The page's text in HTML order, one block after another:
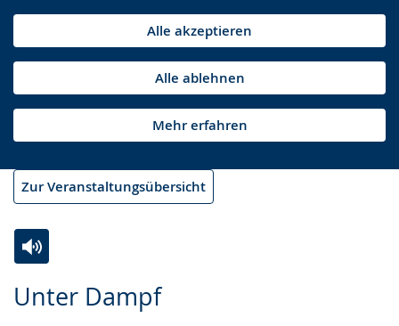
Alle akzeptieren
Alle ablehnen
Mehr erfahren
Zur Veranstaltungsübersicht
Unter Dampf
Leichten
Audio-
Video